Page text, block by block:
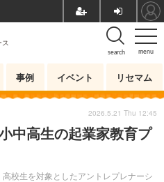
menu
search
事例 イベント リセマム
中高生の起業家教育プ
校生を対象としたアントレプレナーシ
2026.5.21 Thu 12:45